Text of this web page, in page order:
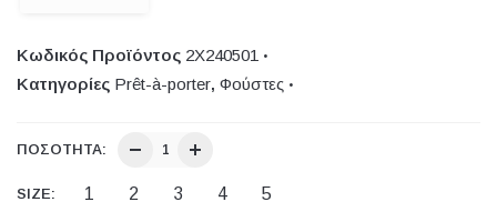
Κωδικός Προϊόντος 2Χ240501
Κατηγορίες Prêt-à-porter, Φούστες
ΠΟΣΌΤΗΤΑ:
SIZE: 1 2 3 4 5